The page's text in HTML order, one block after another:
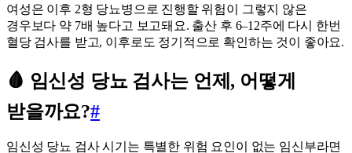
여성은 이후 2형 당뇨병으로 진행할 위험이 그렇지 않은
경우보다 약 7배 높다고 보고돼요. 출산 후 6–12주에 다시 한번
혈당 검사를 받고, 이후로도 정기적으로 확인하는 것이 좋아요.
🩸 임신성 당뇨 검사는 언제, 어떻게
받을까요?#
임신성 당뇨 검사 시기는 특별한 위험 요인이 없는 임신부라면